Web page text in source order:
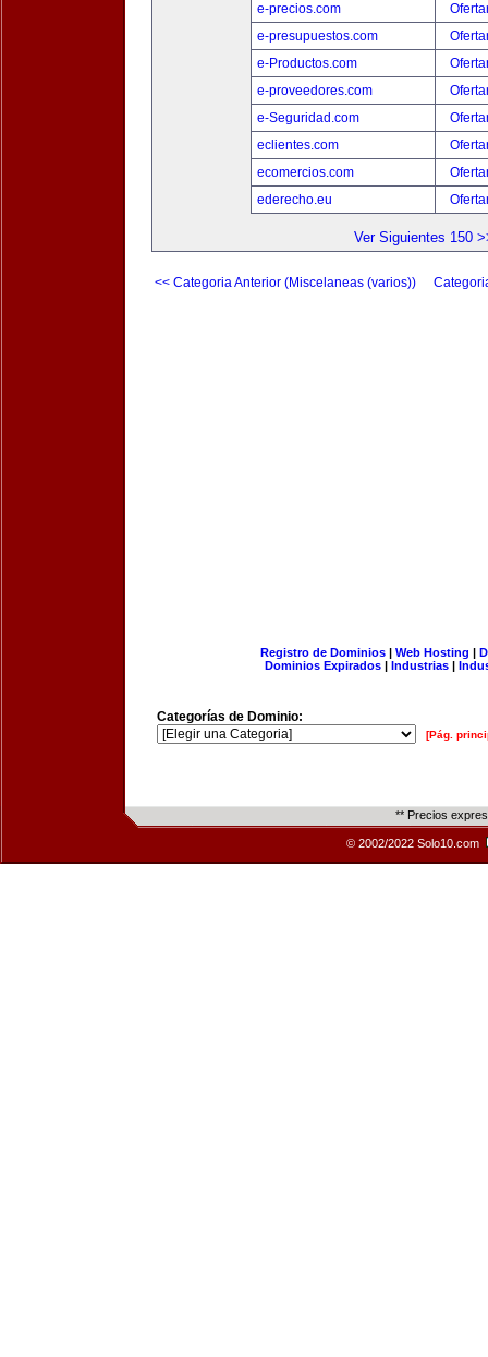
e-precios.com
e-presupuestos.com
e-Productos.com
e-proveedores.com
e-Seguridad.com
eclientes.com
ecomercios.com
ederecho.eu
Ver Siguientes 150
<< Categoria Anterior (Miscelaneas (varios))
Registro de Dominios| Web Hosting |
Dominios Expirados | Industrias |
Categorías de Dominio:
[Pág.
** Precios
© 2002/2022 Solo10.com